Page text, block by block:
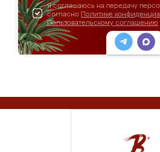
Я соглашаюсь на передачу
согласно Политике
Пользовательскому соглашению